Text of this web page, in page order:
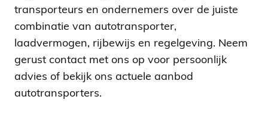
transporteurs en ondernemers over de juiste
combinatie van autotransporter,
laadvermogen, rijbewijs en regelgeving. Neem
gerust contact met ons op voor persoonlijk
advies of bekijk ons actuele aanbod
autotransporters.